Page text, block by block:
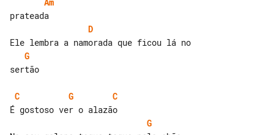
D
G
sertão
C G
C
G